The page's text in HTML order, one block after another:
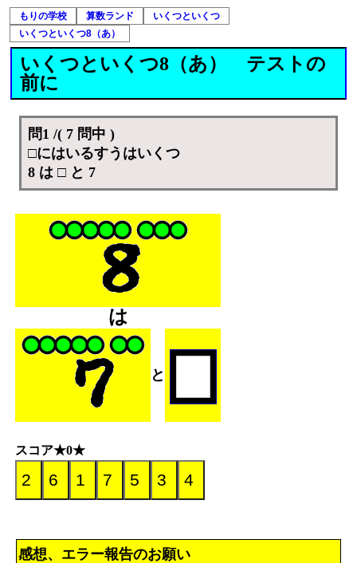
もりの学校 算数ランド
いくつといくつ
いくつといくつ8（あ）
いくつといくつ8（あ） テストの
前に
問1 /( 7 問中 )
□にはいるすうはいくつ
8 は □ と 7
は
と
スコア★0★
感想、エラー報告のお願い